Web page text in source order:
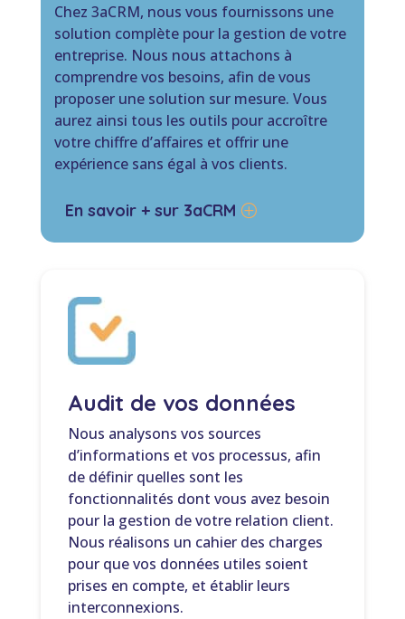
Chez 3aCRM, nous vous fournissons une
solution complète pour la gestion de votre
entreprise. Nous nous attachons à
comprendre vos besoins, afin de vous
proposer une solution sur mesure. Vous
aurez ainsi tous les outils pour accroître
votre chiffre d’affaires et offrir une
expérience sans égal à vos clients.
En savoir + sur 3aCRM
Audit de vos données
Nous analysons vos sources
d’informations et vos processus, afin
de définir quelles sont les
fonctionnalités dont vous avez besoin
pour la gestion de votre relation client.
Nous réalisons un cahier des charges
pour que vos données utiles soient
prises en compte, et établir leurs
interconnexions.